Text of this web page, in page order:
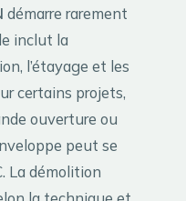
démarre rarement
inclut la
l’étayage et les
certains projets,
ouverture ou
peut se
La démolition